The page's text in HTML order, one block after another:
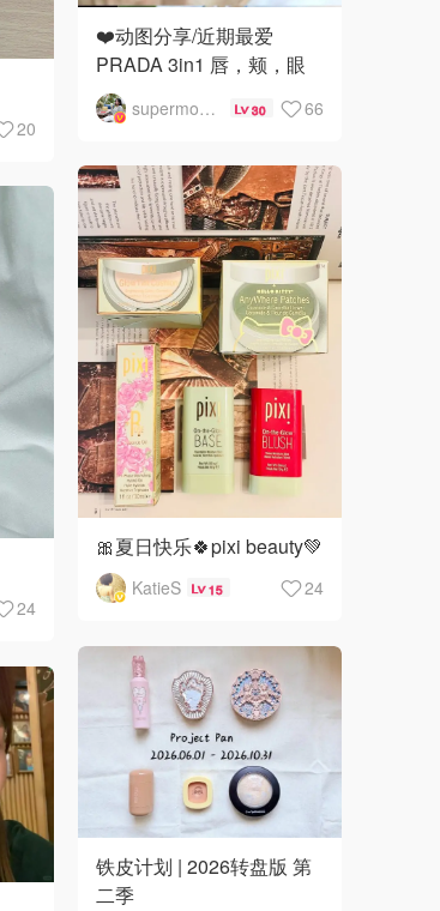
❤️动图分享/近期最爱
PRADA 3in1 唇，颊，眼
多用小三角❤️
supermommy 30 66
20
🎀夏日快乐🍀pixi beauty💚
KatieS 15 24
24
铁皮计划 | 2026转盘版 第
二季